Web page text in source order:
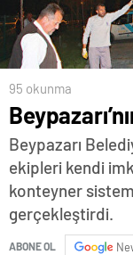
95 okunma
Beypazarı
ekipleri kendi
konteyner
gerçekleştirdi.
ABONE OL